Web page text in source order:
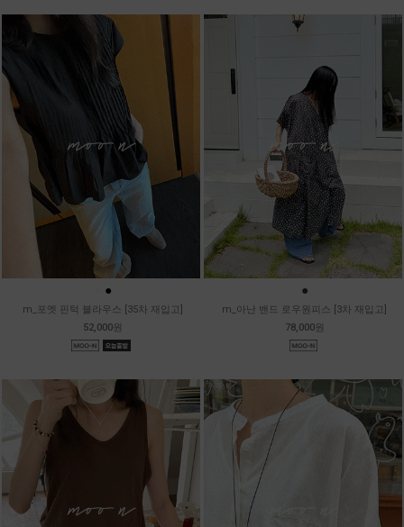
●
m_포엣 핀턱 블라우스 [35차 재입고]
52,000원
●
m_아난 밴드 로우원피스 [3차 재입고]
78,000원